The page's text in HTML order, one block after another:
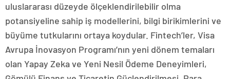
uluslararası düzeyde ölçeklendirilebilir olma
potansiyeline sahip iş modellerini, bilgi birikimlerini ve
büyüme tutkularını ortaya koydular. Fintech’ler, Visa
Avrupa İnovasyon Programı’nın yeni dönem temaları
olan Yapay Zeka ve Yeni Nesil Ödeme Deneyimleri,